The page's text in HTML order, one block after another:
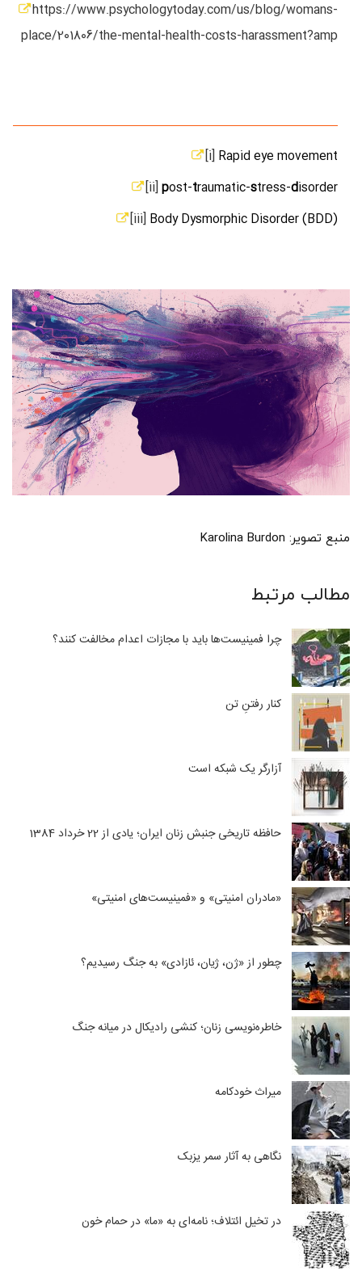
https://www.psychologytoday.com/us/blog/womans-
place/201806/the-mental-health-costs-harassment?amp
[i] Rapid eye movement
[ii] post-traumatic-stress-disorder
[iii] Body Dysmorphic Disorder (BDD)
منبع تصویر: Karolina Burdon
مطالب مرتبط
چرا فمینیست‌ها باید با مجازات اعدام مخالفت کنند؟
کنار رفتنِ تن
آزارگر یک شبکه است
حافظه تاریخی جنبش زنان ایران؛ یادی از 22 خرداد 1384
«مادران امنیتی» و «فمینیست‌های امنیتی»
چطور از «ژن، ژیان، ئازادی» به جنگ رسیدیم؟
خاطره‌نویسی زنان؛ کنشی رادیکال در میانه جنگ
میراث خودکامه
نگاهی به آثار سمر یزبک
در تخیل ائتلاف؛ نامه‌ای به «ما» در حمام خون